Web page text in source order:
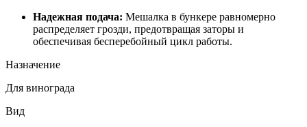
Надежная подача: Мешалка в бункере равномерно
распределяет грозди, предотвращая заторы и
обеспечивая бесперебойный цикл работы.
Назначение
Для винограда
Вид